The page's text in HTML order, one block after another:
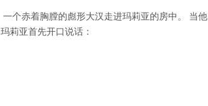
个赤着胸膛的彪形大汉走进玛莉亚的房中。 当他
莉亚首先开口说话：